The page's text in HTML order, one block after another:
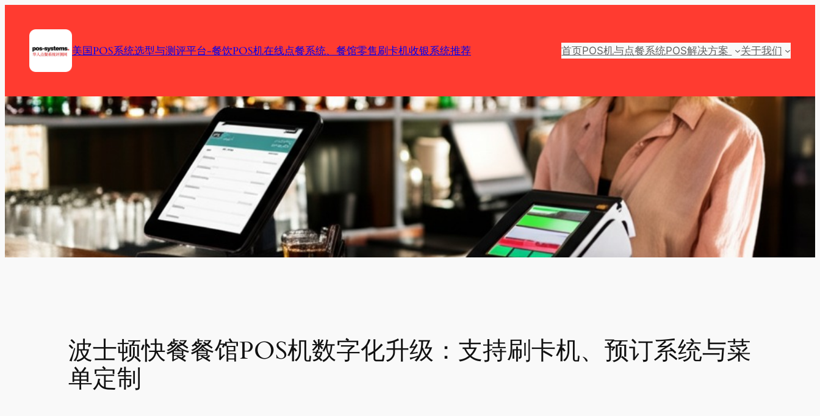
content
美国POS系统选型与测评平台-餐饮POS机在线点餐系统、餐馆零售刷卡机收银系统推荐 首页POS机与点餐系统POS解决方案 关于我们
波士顿快餐餐馆POS机数字化升级：支持刷卡机、预订系统与菜
单定制